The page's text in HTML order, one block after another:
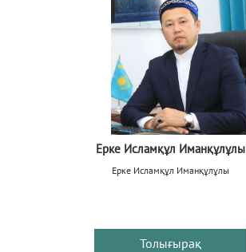
Ерке Исламқұл Иманқұлұлы
Ерке Исламқұл Иманқұлұлы
Толығырақ